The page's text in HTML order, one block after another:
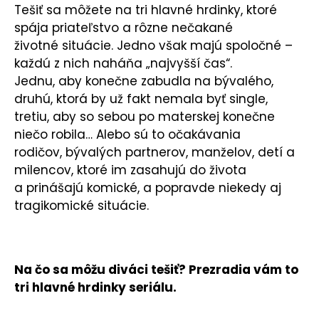
Tešiť sa môžete na tri hlavné hrdinky, ktoré
spája priateľstvo a rôzne nečakané
životné situácie. Jedno však majú spoločné –
každú z nich naháňa „najvyšší čas“.
Jednu, aby konečne zabudla na bývalého,
druhú, ktorá by už fakt nemala byť single,
tretiu, aby so sebou po materskej konečne
niečo robila… Alebo sú to očakávania
rodičov, bývalých partnerov, manželov, detí a
milencov, ktoré im zasahujú do života
a prinášajú komické, a popravde niekedy aj
tragikomické situácie.
Na čo sa môžu diváci tešiť? Prezradia vám to
tri hlavné hrdinky seriálu.